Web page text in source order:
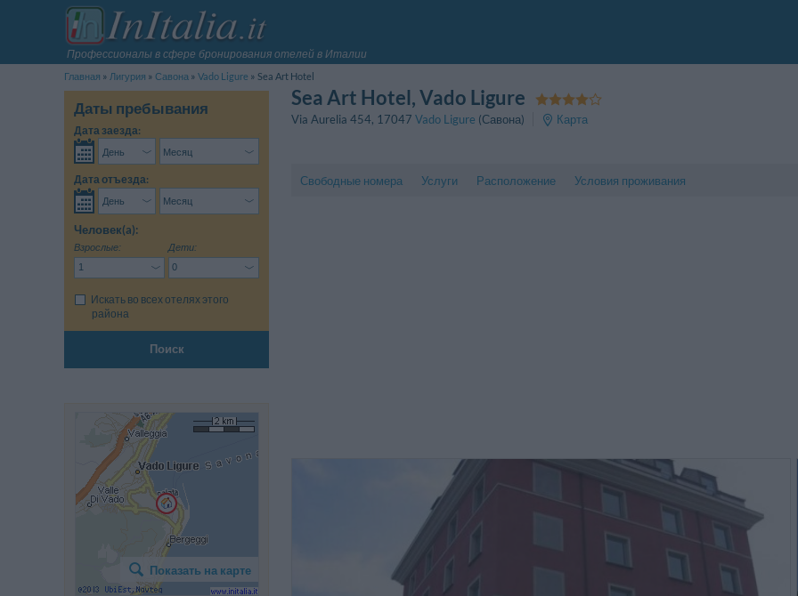
Профессионалы в сфере бронирования отелей в Италии
Главная
Лигурия Савона Vado Ligure Sea Art Hotel
Даты пребывания
Дата заезда:
Дата отъезда:
Человек(a):
Взрослые: Дети:
Искать во всех отелях этого
района
Поиск
Sea Art Hotel, Vado Ligure
Via Aurelia 454, 17047 Vado Ligure (Савона) Карта
Свободные номера Услуги Расположение Условия проживания
Il y avait peu de choix au
restaurant. Nous y avons mangé le
premier soir mais les autres soirs,
stanza peggiore, ovvero frigo bar
non funzionante, porta del bagno
Petit
Показать на карте